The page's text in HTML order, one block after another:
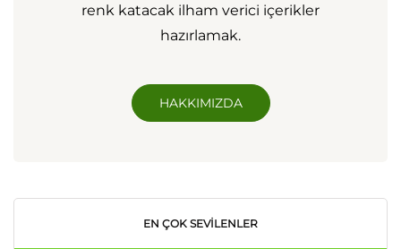
renk katacak ilham verici içerikler
hazırlamak.
HAKKIMIZDA
EN ÇOK SEVILENLER